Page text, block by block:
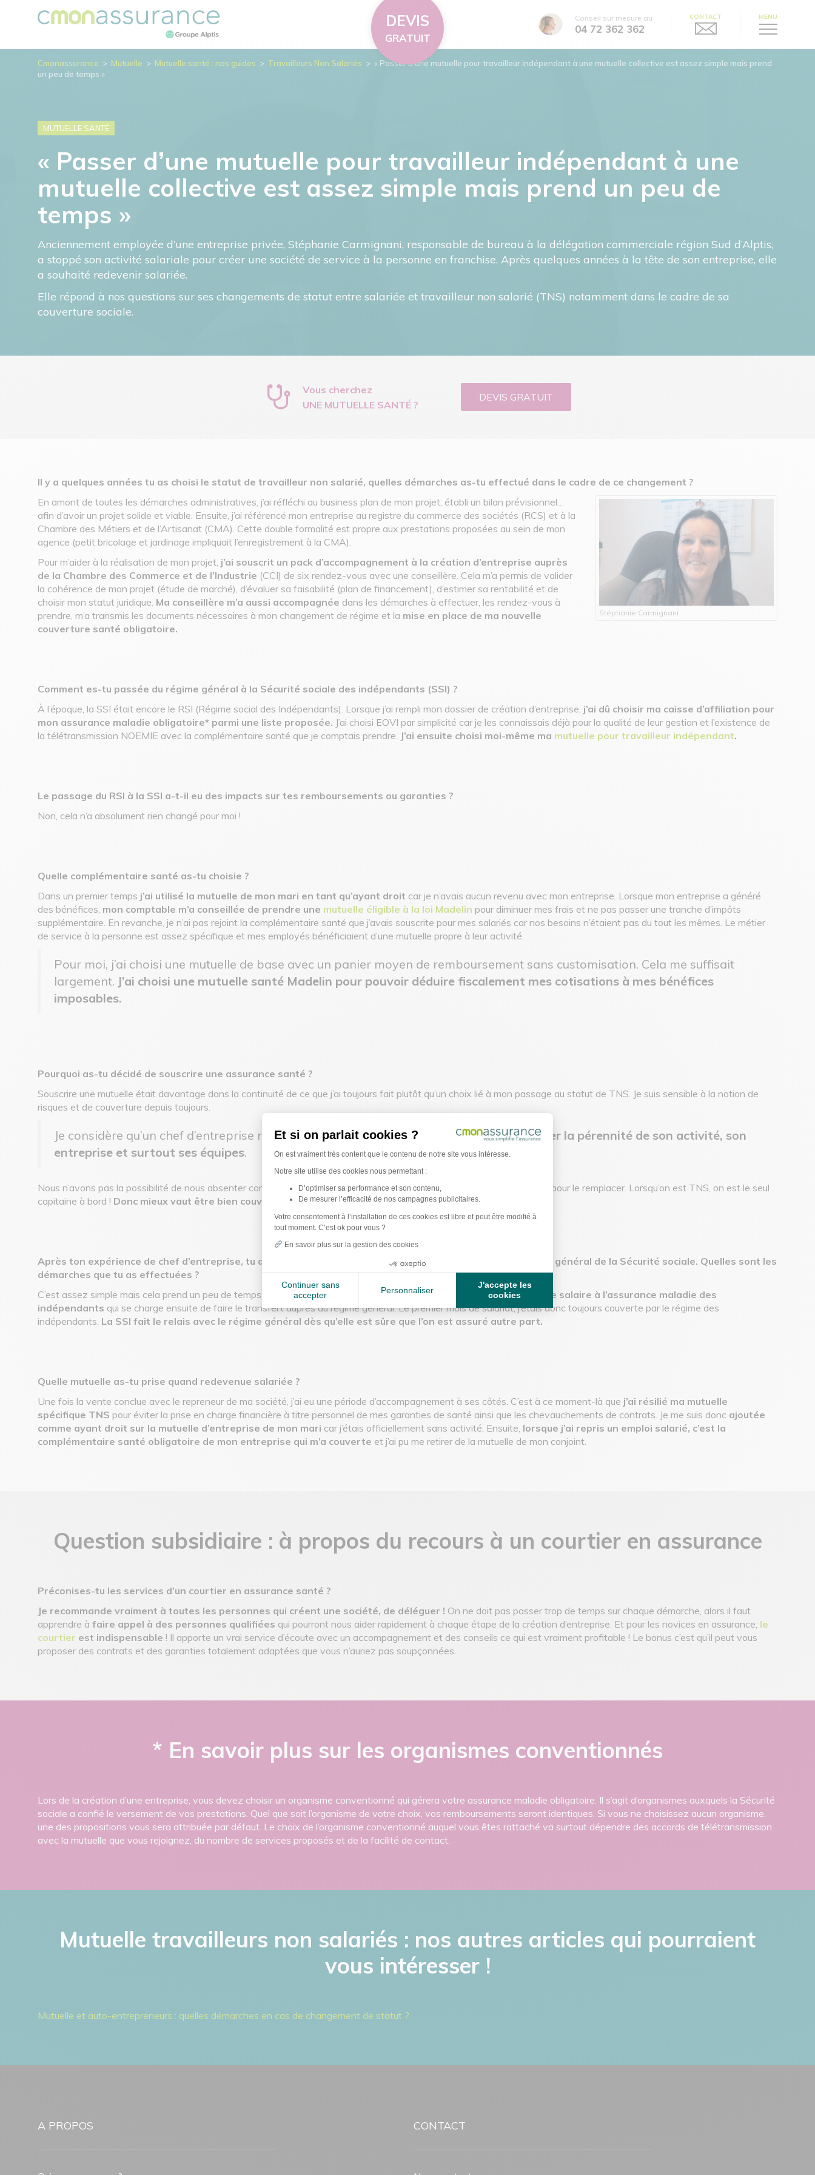
DEVIS
GRATUIT
Conseil sur mesure au
04 72 362 362
CONTACT MENU
Cmonassurance > Mutuelle > Mutuelle santé : nos guides > Travailleurs Non Salariés > « Passer d’une mutuelle pour travailleur indépendant à une mutuelle collective est assez simple mais prend
un peu de temps »
MUTUELLE SANTÉ
« Passer d’une mutuelle pour travailleur indépendant à une
mutuelle collective est assez simple mais prend un peu de
temps »
Anciennement employée d’une entreprise privée, Stéphanie Carmignani, responsable de bureau à la délégation commerciale région Sud d’Alptis,
a stoppé son activité salariale pour créer une société de service à la personne en franchise. Après quelques années à la tête de son entreprise, elle
a souhaité redevenir salariée.
Elle répond à nos questions sur ses changements de statut entre salariée et travailleur non salarié (TNS) notamment dans le cadre de sa
couverture sociale.
Vous cherchez
UNE MUTUELLE SANTÉ ?
DEVIS GRATUIT
Il y a quelques années tu as choisi le statut de travailleur non salarié, quelles démarches as-tu effectué dans le cadre de ce changement ?
Stéphanie Carmignani
En amont de toutes les démarches administratives, j’ai réfléchi au business plan de mon projet, établi un bilan prévisionnel…
afin d’avoir un projet solide et viable. Ensuite, j’ai référencé mon entreprise au registre du commerce des sociétés (RCS) et à la
Chambre des Métiers et de l’Artisanat (CMA). Cette double formalité est propre aux prestations proposées au sein de mon
agence (petit bricolage et jardinage impliquait l’enregistrement à la CMA).
Pour m’aider à la réalisation de mon projet, j’ai souscrit un pack d’accompagnement à la création d’entreprise auprès
de la Chambre des Commerce et de l’Industrie (CCI) de six rendez-vous avec une conseillère. Cela m’a permis de valider
la cohérence de mon projet (étude de marché), d’évaluer sa faisabilité (plan de financement), d’estimer sa rentabilité et de
choisir mon statut juridique. Ma conseillère m’a aussi accompagnée dans les démarches à effectuer, les rendez-vous à
prendre, m’a transmis les documents nécessaires à mon changement de régime et la mise en place de ma nouvelle
couverture santé obligatoire.
Comment es-tu passée du régime général à la Sécurité sociale des indépendants (SSI) ?
À l’époque, la SSI était encore le RSI (Régime social des Indépendants). Lorsque j’ai rempli mon dossier de création d’entreprise, j’ai dû choisir ma caisse d’affiliation pour
mon assurance maladie obligatoire* parmi une liste proposée. J’ai choisi EOVI par simplicité car je les connaissais déjà pour la qualité de leur gestion et l’existence de
la télétransmission NOEMIE avec la complémentaire santé que je comptais prendre. J’ai ensuite choisi moi-même ma mutuelle pour travailleur indépendant.
Le passage du RSI à la SSI a-t-il eu des impacts sur tes remboursements ou garanties ?
Non, cela n’a absolument rien changé pour moi !
Quelle complémentaire santé as-tu choisie ?
Dans un premier temps j’ai utilisé la mutuelle de mon mari en tant qu’ayant droit car je n’avais aucun revenu avec mon entreprise. Lorsque mon entreprise a généré
des bénéfices, mon comptable m’a conseillée de prendre une mutuelle éligible à la loi Madelin pour diminuer mes frais et ne pas passer une tranche d’impôts
supplémentaire. En revanche, je n’ai pas rejoint la complémentaire santé que j’avais souscrite pour mes salariés car nos besoins n’étaient pas du tout les mêmes. Le métier
de service à la personne est assez spécifique et mes employés bénéficiaient d’une mutuelle propre à leur activité.
Pour moi, j’ai choisi une mutuelle de base avec un panier moyen de remboursement sans customisation. Cela me suffisait
largement. J’ai choisi une mutuelle santé Madelin pour pouvoir déduire fiscalement mes cotisations à mes bénéfices
imposables.
Pourquoi as-tu décidé de souscrire une assurance santé ?
Souscrire une mutuelle était davantage dans la continuité de ce que j’ai toujours fait plutôt qu’un choix lié à mon passage au statut de TNS. Je suis sensible à la notion de
risques et de couverture depuis toujours.
Je considère qu’un chef d’entreprise responsable se doit d’être bien couvert pourprotéger la pérennité de son activité, son
entreprise et surtout ses équipes.
Nous n’avons pas la possibilité de nous absenter comme un salarié qui pourrait compter sur une équipe ou des collègues pour le remplacer. Lorsqu’on est TNS, on est le seul
capitaine à bord ! Donc mieux vaut être bien couvert !
Après ton expérience de chef d’entreprise, tu as décidé de repasser du régime des indépendants au régime général de la Sécurité sociale. Quelles sont les
démarches que tu as effectuées ?
C’est assez simple mais cela prend un peu de temps.
Il faut envoyer son contrat de travail et le premier bulletin de salaire à l’assurance maladie des
indépendants qui se charge ensuite de faire le transfert auprès du régime général. Le premier mois de salariat, j’étais donc toujours couverte par le régime des
indépendants. La SSI fait le relais avec le régime général dès qu’elle est sûre que l’on est assuré autre part.
Quelle mutuelle as-tu prise quand redevenue salariée ?
Une fois la vente conclue avec le repreneur de ma société, j’ai eu une période d’accompagnement à ses côtés. C’est à ce moment-là que j’ai résilié ma mutuelle
spécifique TNS pour éviter la prise en charge financière à titre personnel de mes garanties de santé ainsi que les chevauchements de contrats. Je me suis donc ajoutée
comme ayant droit sur la mutuelle d’entreprise de mon mari car j’étais officiellement sans activité. Ensuite, lorsque j’ai repris un emploi salarié, c’est la
complémentaire santé obligatoire de mon entreprise qui m’a couverte et j’ai pu me retirer de la mutuelle de mon conjoint.
Question subsidiaire : à propos du recours à un courtier en assurance
Préconises-tu les services d’un courtier en assurance santé ?
Je recommande vraiment à toutes les personnes qui créent une société, de déléguer ! On ne doit pas passer trop de temps sur chaque démarche, alors il faut
apprendre à faire appel à des personnes qualifiées qui pourront nous aider rapidement à chaque étape de la création d’entreprise. Et pour les novices en assurance, le
courtier est indispensable ! Il apporte un vrai service d’écoute avec un accompagnement et des conseils ce qui est vraiment profitable ! Le bonus c’est qu’il peut vous
proposer des contrats et des garanties totalement adaptées que vous n’auriez pas soupçonnées.
* En savoir plus sur les organismes conventionnés
Lors de la création d’une entreprise, vous devez choisir un organisme conventionné qui gérera votre assurance maladie obligatoire. Il s’agit d’organismes auxquels la Sécurité
sociale a confié le versement de vos prestations. Quel que soit l’organisme de votre choix, vos remboursements seront identiques. Si vous ne choisissez aucun organisme,
une des propositions vous sera attribuée par défaut. Le choix de l’organisme conventionné auquel vous êtes rattaché va surtout dépendre des accords de télétransmission
avec la mutuelle que vous rejoignez, du nombre de services proposés et de la facilité de contact.
Mutuelle travailleurs non salariés : nos autres articles qui pourraient
vous intéresser !
Mutuelle et auto-entrepreneurs : quelles démarches en cas de changement de statut ?
A PROPOS CONTACT
Et si on parlait cookies ?
Plateforme de Gestion du Consentement : Personnalisez vos Options
On est vraiment très content que le contenu de notre site vous intéresse.
Notre site utilise des cookies nous permettant :
D’optimiser sa performance et son contenu,
De mesurer l’efficacité de nos campagnes publicitaires.
Votre consentement à l’installation de ces cookies est libre et peut être modifié à
tout moment. C’est ok pour vous ?
En savoir plus sur la gestion des cookies
Continuer sans
accepter
Personnaliser
J'accepte les
cookies